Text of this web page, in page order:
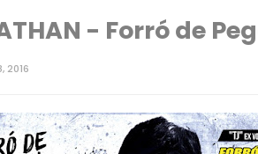
- Forró de
2016